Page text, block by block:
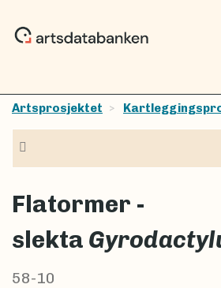
Artsprosjektet
Flatormer -
slekta
58-10